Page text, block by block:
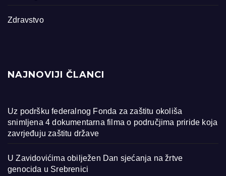
Zdravstvo
NAJNOVIJI ČLANCI
Uz podršku federalnog Fonda za zaštitu okoliša
snimljena 4 dokumentarna filma o područjima priride koja
zavrjeđuju zaštitu države
U Zavidovićima obilježen Dan sjećanja na žrtve
genocida u Srebrenici